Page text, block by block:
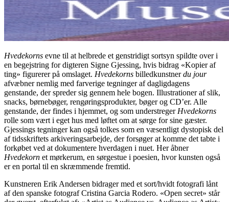
Hvedekorns evne til at helbrede et genstridigt sortsyn spildte over i
en begejstring for digteren Signe Gjessing, hvis bidrag «Kopier af
ting» figurerer på omslaget. Hvedekorns billedkunstnerdu jour
afvæbner nemlig med farverige tegninger af dagligdagens
genstande, der spreder sig gennem hele bogen. Illustrationer af slik,
snacks, børnebøger, rengøringsprodukter, bøger og CD’er. Alle
genstande, der findes i hjemmet, og som understreger Hvedekorns
rolle som vært i eget hus med løftet om at sørge for sine gæster.
Gjessings tegninger kan også tolkes som en væsentligt dystopisk del
af tidsskriftets arkiveringsarbejde, der forsøger at komme det tabte i
forkøbet ved at dokumentere hverdagen i nuet. Her åbner
Hvedekorn et mørkerum, en sørgestue i poesien, hvor kunsten også
er en portal til en skræmmende fremtid.
Kunstneren Erik Andersen bidrager med et sort/hvidt fotografi lånt
af den spanske fotograf Cristina Garcia Rodero. «Open secret» står